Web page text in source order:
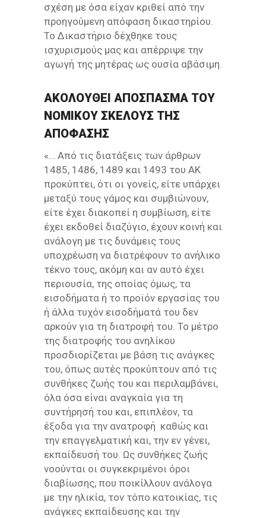
σχέση με όσα είχαν κριθεί από την
προηγούμενη απόφαση δικαστηρίου.
Το Δικαστήριο δέχθηκε τους
ισχυρισμούς μας και απέρριψε την
αγωγή της μητέρας ως ουσία αβάσιμη.
ΑΚΟΛΟΥΘΕΊ ΑΠΌΣΠΑΣΜΑ ΤΟΥ
ΝΟΜΙΚΟΎ ΣΚΈΛΟΥΣ ΤΗΣ
ΑΠΌΦΑΣΗΣ
«… Από τις διατάξεις των άρθρων
1485, 1486, 1489 και 1493 του ΑΚ
προκύπτει, ότι οι γονείς, είτε υπάρχει
μεταξύ τους γάμος και συμβιώνουν,
είτε έχει διακοπεί η συμβίωση, είτε
έχει εκδοθεί διαζύγιο, έχουν κοινή και
ανάλογη με τις δυνάμεις τους
υποχρέωση να διατρέφουν το ανήλικο
τέκνο τους, ακόμη και αν αυτό έχει
περιουσία, της οποίας όμως, τα
εισοδήματα ή το προϊόν εργασίας του
ή άλλα τυχόν εισοδήματά του δεν
αρκούν για τη διατροφή του. Το μέτρο
της διατροφής του ανηλίκου
προσδιορίζεται με βάση τις ανάγκες
του, όπως αυτές προκύπτουν από τις
συνθήκες ζωής του και περιλαμβάνει,
όλα όσα είναι αναγκαία για τη
συντήρησή του και, επιπλέον, τα
έξοδα για την ανατροφή καθώς και
την επαγγελματική και, την εν γένει,
εκπαίδευσή του. Ως συνθήκες ζωής
νοούνται οι συγκεκριμένοι όροι
διαβίωσης, που ποικίλλουν ανάλογα
με την ηλικία, τον τόπο κατοικίας, τις
ανάγκες εκπαίδευσης και την